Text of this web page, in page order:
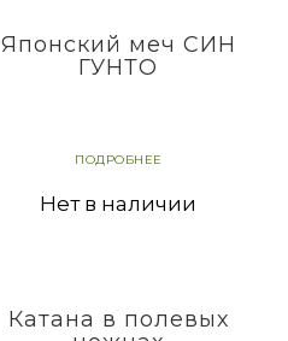
Японский меч СИН
ГУНТО
ПОДРОБНЕЕ
Нет в наличии
Катана в полевых